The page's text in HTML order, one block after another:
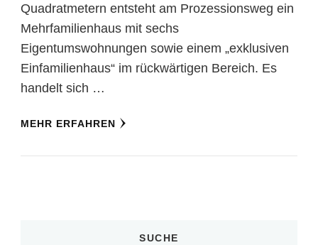
Quadratmetern entsteht am Prozessionsweg ein
Mehrfamilienhaus mit sechs
Eigentumswohnungen sowie einem „exklusiven
Einfamilienhaus“ im rückwärtigen Bereich. Es
handelt sich …
MEHR ERFAHREN
SUCHE